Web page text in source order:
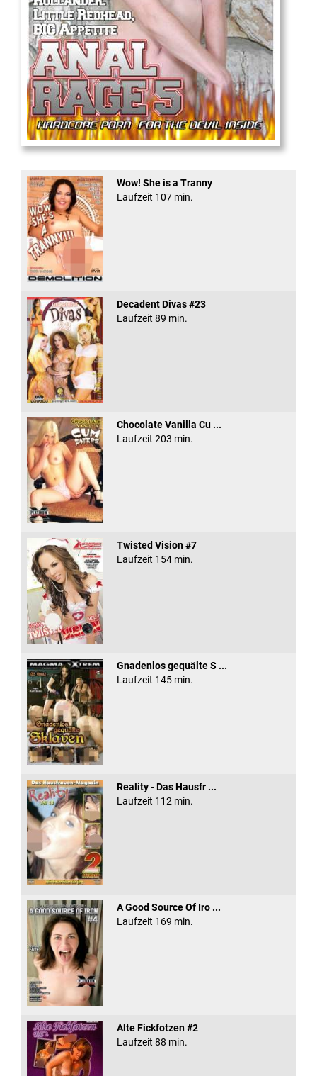
Anal Rage #5
Wow! She is a Tranny
Laufzeit 107 min.
Decadent Divas #23
Laufzeit 89 min.
Chocolate Vanilla Cu ...
Laufzeit 203 min.
Twisted Vision #7
Laufzeit 154 min.
Gnadenlos gequälte S ...
Laufzeit 145 min.
Reality - Das Hausfr ...
Laufzeit 112 min.
A Good Source Of Iro ...
Laufzeit 169 min.
Alte Fickfotzen #2
Laufzeit 88 min.